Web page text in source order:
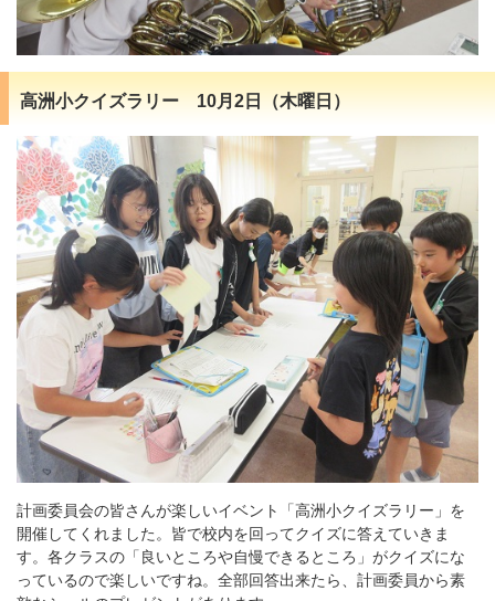
高洲小クイズラリー 10月2日（木曜日）
計画委員会の皆さんが楽しいイベント「高洲小クイズラリー」を
開催してくれました。皆で校内を回ってクイズに答えていきま
す。各クラスの「良いところや自慢できるところ」がクイズにな
っているので楽しいですね。全部回答出来たら、計画委員から素